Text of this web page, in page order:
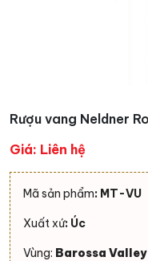
Rượu vang Neldner
Giá: Liên hệ
Mã sản phẩm: MT-VU
Xuất xứ: Úc
Vùng: Barossa Valley